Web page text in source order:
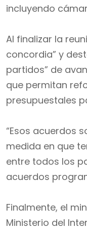
incluyendo
Al finalizar la
concordia” y
partidos” de
que permitan
presupuestales
“Esos acuerdos
medida en que
entre todos los
acuerdos
Finalmente, el
Ministerio del